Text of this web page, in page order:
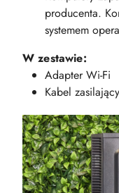
producenta.
systemem
W zestawie:
Adapter Wi-Fi
Kabel zasilający